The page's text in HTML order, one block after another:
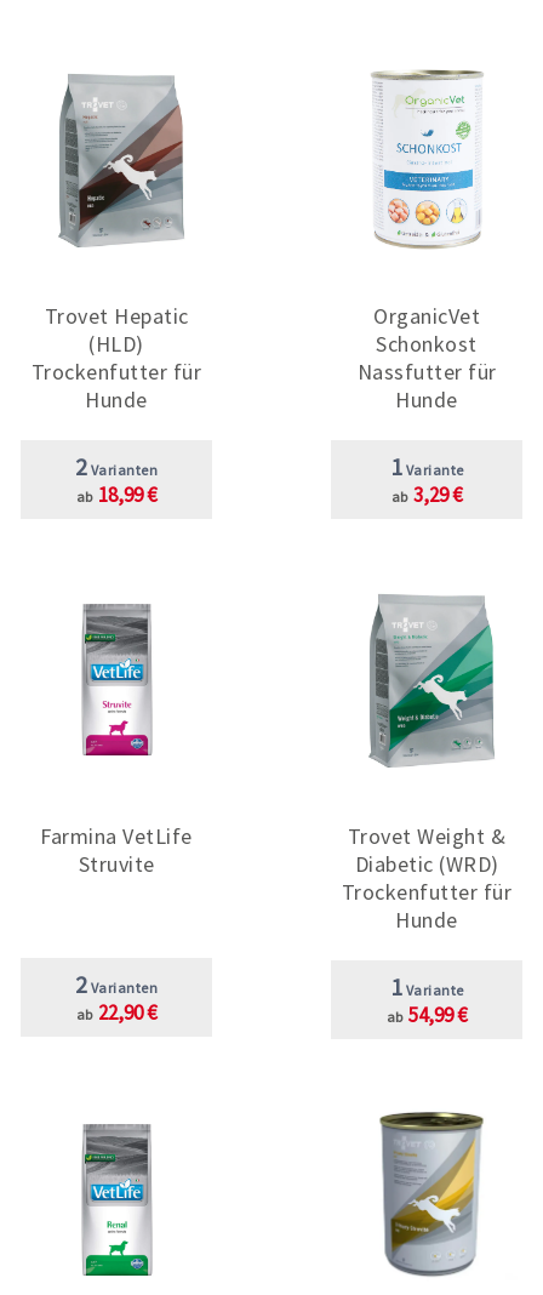
Trovet Hepatic
(HLD)
Trockenfutter für
Hunde
2 Varianten
ab 18,99 €
OrganicVet
Schonkost
Nassfutter für
Hunde
1 Variante
ab 3,29 €
Farmina VetLife
Struvite
2 Varianten
ab 22,90 €
Trovet Weight &
Diabetic (WRD)
Trockenfutter für
Hunde
1 Variante
ab 54,99 €